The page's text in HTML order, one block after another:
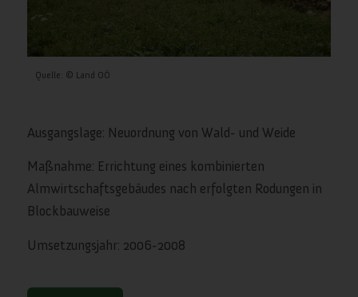
Quelle: © Land OÖ
Ausgangslage: Neuordnung von Wald- und Weide
Maßnahme: Errichtung eines kombinierten
Almwirtschaftsgebäudes nach erfolgten Rodungen in
Blockbauweise
Umsetzungsjahr: 2006-2008